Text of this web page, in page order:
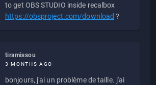
to get OBS STUDIO inside recalbox
https://obsproject.com/download ?
tiramissou
3 MONTHS AGO
bonjours, j'ai un problème de taille. j'ai